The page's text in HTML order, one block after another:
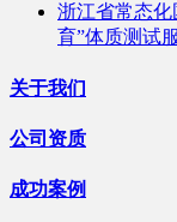
浙江省常态
育”体质测试
关于我们
公司资质
成功案例